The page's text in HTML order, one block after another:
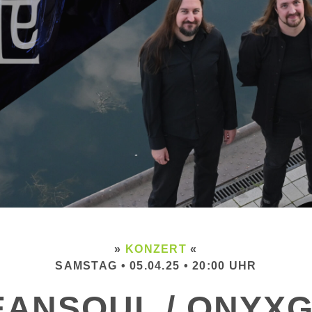
» KONZERT «
SAMSTAG • 05.04.25 • 20:00 UHR